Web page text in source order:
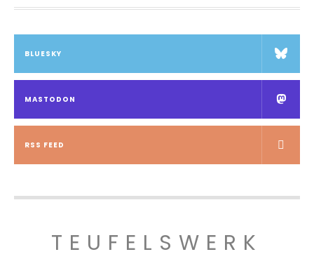
BLUESKY
MASTODON
RSS FEED
TEUFELSWERK